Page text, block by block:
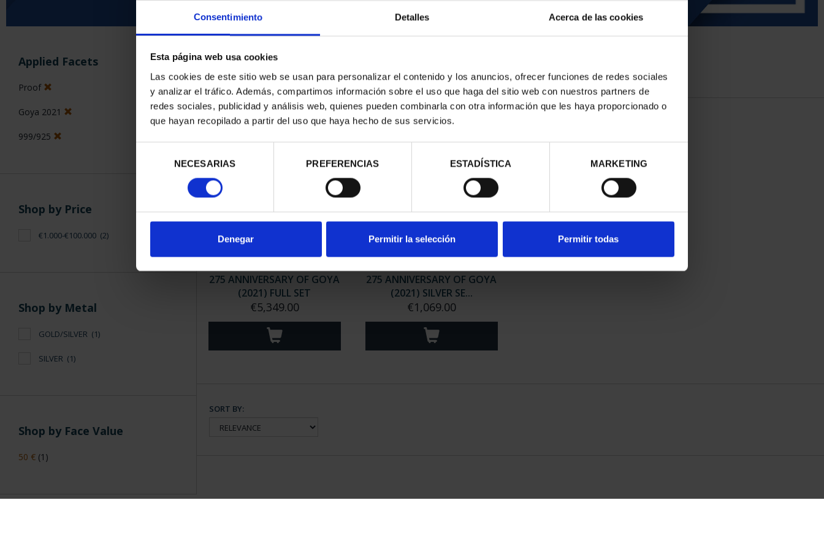
Consentimiento Detalles Acerca de las cookies
Esta página web usa cookies
Las cookies de este sitio web se usan para personalizar el contenido y los anuncios, ofrecer funciones de redes sociales
y analizar el tráfico. Además, compartimos información sobre el uso que haga del sitio web con nuestros partners de
redes sociales, publicidad y análisis web, quienes pueden combinarla con otra información que les haya proporcionado o
que hayan recopilado a partir del uso que haya hecho de sus servicios.
consentimiento
NECESARIAS PREFERENCIAS ESTADÍSTICA MARKETING
Denegar Permitir la selección Permitir todas
Applied Facets
Proof
Goya 2021
999/925
Shop by Price
€1.000-€100.000 (2)
Shop by Metal
GOLD/SILVER (1)
SILVER (1)
Shop by Face Value
50 € (1)
SORT BY:
2 Products found
275 ANNIVERSARY OF GOYA
(2021) FULL SET
€5,349.00
275 ANNIVERSARY OF GOYA
(2021) SILVER SE...
€1,069.00
SORT BY: